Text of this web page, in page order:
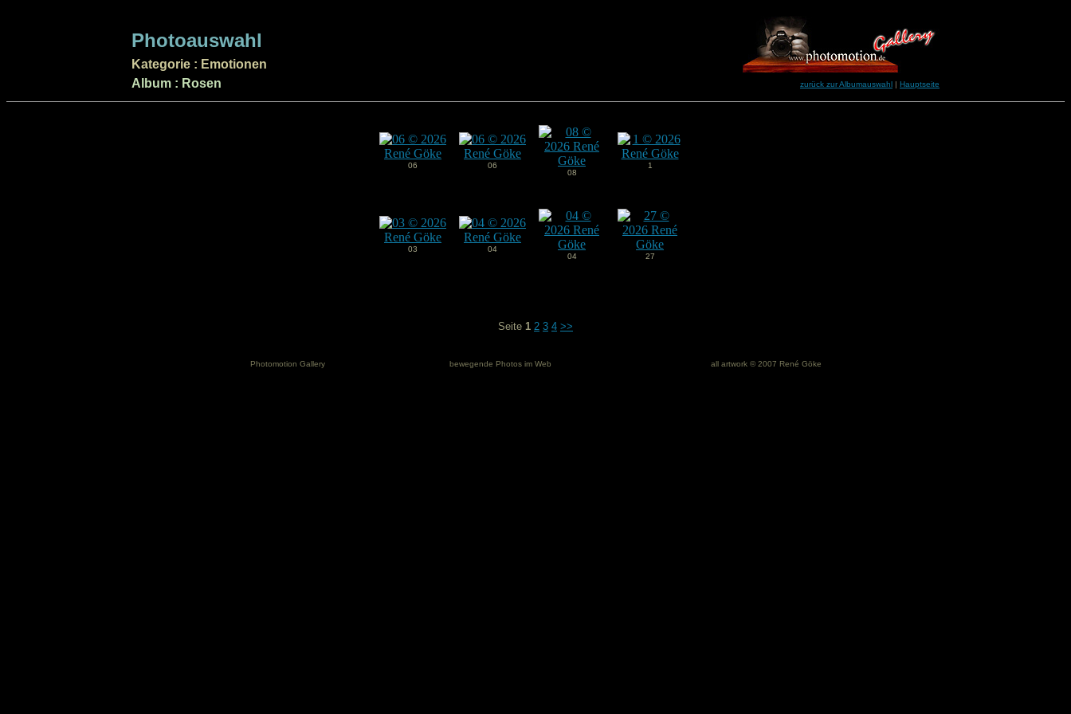
Photoauswahl
Kategorie : Emotionen
Album : Rosen
zurück zur Albumauswahl | Hauptseite
06
06
08
1
03
04
04
27
Seite 1 2 3 4 >>
Photomotion Gallery bewegende Photos im Web all artwork © 2007 René Göke